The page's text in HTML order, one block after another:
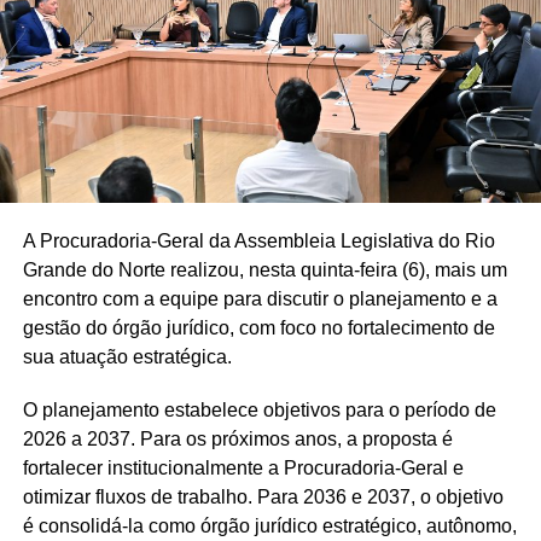
foram citados dados sobre o aumento das mortes
violentas entre adolescentes e o elevado número de
jovens que não estudam nem trabalham, defendendo que
educação e inclusão social caminhem juntas.
Ainda durante a discussão, os parlamentares lembraram
que a melhora do índice também é resultado da cobrança
avanço não elimina os desafios que permanecem para a
rede estadual.
Participaram do debate os deputados Hermano Morais
(MDB), Francisco do PT, José Dias (PL) e Cristiane
A Procuradoria-Geral da Assembleia Legislativa do Rio
Grande do Norte realizou, nesta quinta-feira (6), mais um
encontro com a equipe para discutir o planejamento e a
gestão do órgão jurídico, com foco no fortalecimento de
sua atuação estratégica.
O planejamento estabelece objetivos para o período de
2026 a 2037. Para os próximos anos, a proposta é
fortalecer institucionalmente a Procuradoria-Geral e
otimizar fluxos de trabalho. Para 2036 e 2037, o objetivo
é consolidá-la como órgão jurídico estratégico, autônomo,